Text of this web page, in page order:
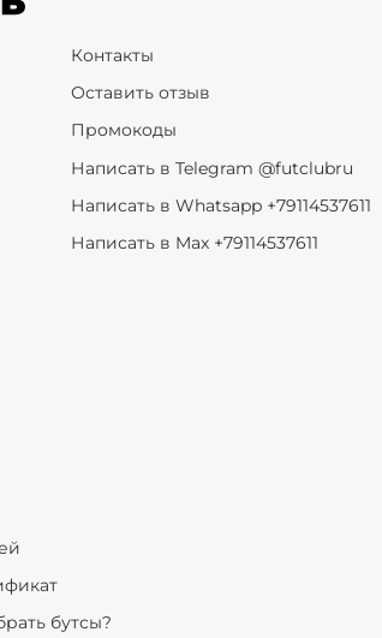
Контакты
Оставить отзыв
Промокоды
Написать в Telegram @futclubru
Написать в Whatsapp +79114537611
Написать в Max +79114537611
бутсы?